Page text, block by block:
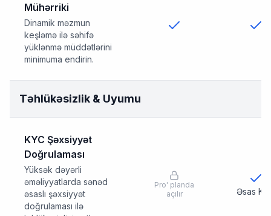
Mühərriki
Dinamik məzmun
keşləmə ilə səhifə
yüklənmə müddətlərini
minimuma endirin.
Təhlükəsizlik & Uyumu
KYC Şəxsiyyət
Doğrulaması
Yüksək dəyərli
əməliyyatlarda sənəd
əsaslı şəxsiyyət
doğrulaması ilə
Pro' planda
açılır
Əsas